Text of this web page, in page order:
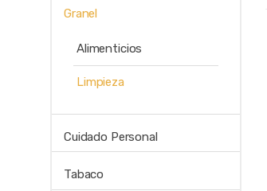
Granel
Alimenticios
Limpieza
Cuidado Personal
Tabaco